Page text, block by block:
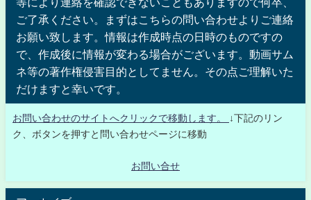
ご了承ください。まずはこちらの問い合わせよりご連絡
お願い致します。情報は作成時点の日時のものですの
で、作成後に情報が変わる場合がございます。動画サム
ネ等の著作権侵害目的としてません。その点ご理解いた
だけますと幸いです。
お問い合わせのサイトへクリックで移動します。
↓下記のリン
ク、ボタンを押すと問い合わせページに移動
お問い合せ